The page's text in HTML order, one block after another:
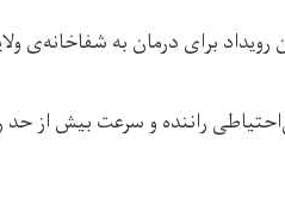
برای درمان به شفاخانه‌ی
راننده و سرعت بیش از